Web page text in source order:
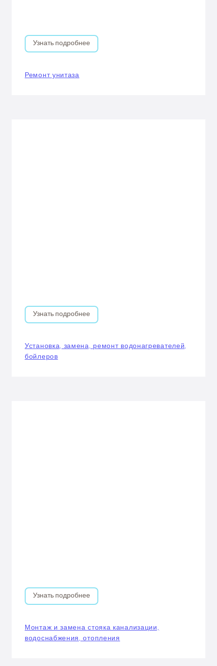
Узнать подробнее
Ремонт унитаза
Узнать подробнее
Установка, замена, ремонт водонагревателей,
бойлеров
Узнать подробнее
Монтаж и замена стояка канализации,
водоснабжения, отопления